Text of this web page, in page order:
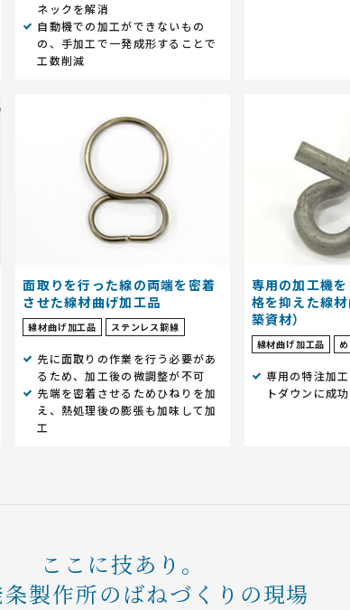
ネックを解消
自動機での加工ができないもの
の、手加工で一発成形することで
工数削減
面取りを行った線の両端を密着
させた線材曲げ加工品
線材曲げ加工品 ステンレス鋼線
先に面取りの作業を行う必要があ
るため、加工後の微調整が不可
先端を密着させるためひねりを加
え、熱処理後の膨張も加味して加
工
専用の加工機
格を抑えた線
築資材）
線材曲げ加工品
専用の特注加
トダウンに成功
ここに技あり。
製作所のばねづくりの現場